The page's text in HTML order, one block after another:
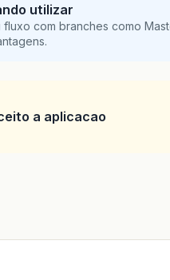
utilizar
com branches como
a aplicacao